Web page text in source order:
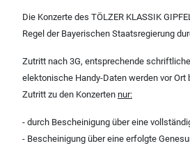
Die Konzerte des TÖLZER KLASSIK
Regel der Bayerischen Staatsregierung
Zutritt nach 3G, entsprechende
elektonische Handy-Daten werden vor Ort
Zutritt zu den Konzerten nur:
- durch Bescheinigung über eine
- Bescheinigung über eine erfolgte